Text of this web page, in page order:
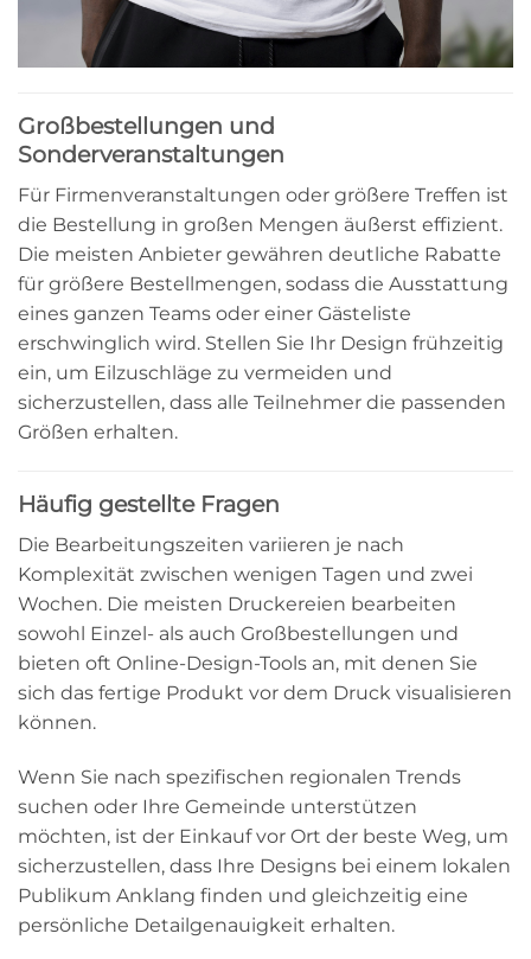
Großbestellungen und
Sonderveranstaltungen
Für Firmenveranstaltungen oder größere Treffen ist
die Bestellung in großen Mengen äußerst effizient.
Die meisten Anbieter gewähren deutliche Rabatte
für größere Bestellmengen, sodass die Ausstattung
eines ganzen Teams oder einer Gästeliste
erschwinglich wird. Stellen Sie Ihr Design frühzeitig
ein, um Eilzuschläge zu vermeiden und
sicherzustellen, dass alle Teilnehmer die passenden
Größen erhalten.
Häufig gestellte Fragen
Die Bearbeitungszeiten variieren je nach
Komplexität zwischen wenigen Tagen und zwei
Wochen. Die meisten Druckereien bearbeiten
sowohl Einzel- als auch Großbestellungen und
bieten oft Online-Design-Tools an, mit denen Sie
sich das fertige Produkt vor dem Druck visualisieren
können.
Wenn Sie nach spezifischen regionalen Trends
suchen oder Ihre Gemeinde unterstützen
möchten, ist der Einkauf vor Ort der beste Weg, um
sicherzustellen, dass Ihre Designs bei einem lokalen
Publikum Anklang finden und gleichzeitig eine
persönliche Detailgenauigkeit erhalten.